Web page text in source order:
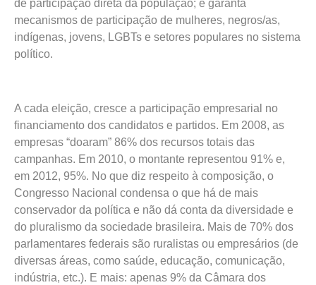
de participação direta da população; e garanta
mecanismos de participação de mulheres, negros/as,
indígenas, jovens, LGBTs e setores populares no sistema
político.
A cada eleição, cresce a participação empresarial no
financiamento dos candidatos e partidos. Em 2008, as
empresas “doaram” 86% dos recursos totais das
campanhas. Em 2010, o montante representou 91% e,
em 2012, 95%. No que diz respeito à composição, o
Congresso Nacional condensa o que há de mais
conservador da política e não dá conta da diversidade e
do pluralismo da sociedade brasileira. Mais de 70% dos
parlamentares federais são ruralistas ou empresários (de
diversas áreas, como saúde, educação, comunicação,
indústria, etc.). E mais: apenas 9% da Câmara dos